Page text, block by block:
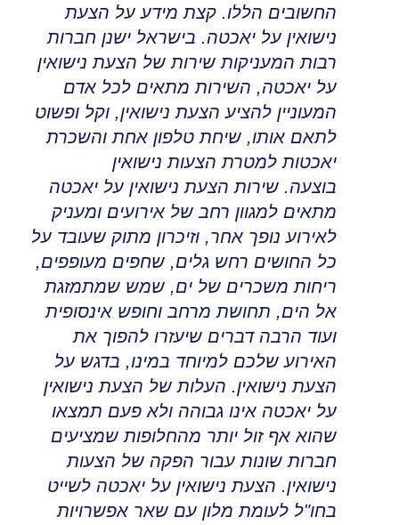
החשובים הללו. קצת מידע על הצעת
נישואין על יאכטה. בישראל ישנן חברות
רבות המעניקות שירות של הצעת נישואין
על יאכטה, השירות מתאים לכל אדם
המעוניין להציע הצעת נישואין, וקל ופשוט
לתאם אותו, שיחת טלפון אחת והשכרת
יאכטות למטרת הצעות נישואין
בוצעה. שירות הצעת נישואין על יאכטה
מתאים למגוון רחב של אירועים ומעניק
לאירוע נופך אחר, וזיכרון מתוק שעובד על
כל החושים רחש גלים, שחפים מעופפים,
ריחות משכרים של ים, שמש שמתמזגת
אל הים, תחושת מרחב וחופש אינסופית
ועוד הרבה דברים שיעזרו להפוך את
האירוע שלכם למיוחד במינו, בדגש על
הצעת נישואין. העלות של הצעת נישואין
על יאכטה אינו גבוהה ולא פעם תמצאו
שהוא אף זול יותר מהחלופות שמציעים
חברות שונות עבור הפקה של הצעות
נישואין. הצעת נישואין על יאכטה לשייט
בחו"ל לעומת מלון עם שאר אפשרויות